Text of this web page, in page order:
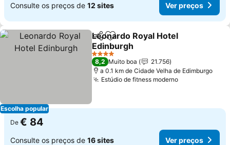
Consulte os preços de 12 sites Ver preços
Escolha popular
PartilharAdicionar aos favoritos
Leonardo Royal Hotel
Edinburgh
Ver preços
4 Estrelas
8,2 Muito boa
21.756
a 0.1 km de Cidade Velha de Edimburgo
Estúdio de fitness modernoVer preços
De € 84
Consulte os preços de 16 sites Ver preços